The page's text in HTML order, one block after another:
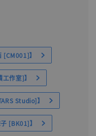
】
作室]】
Studio]】
[BK01]】